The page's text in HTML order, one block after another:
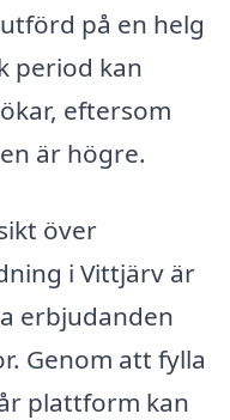
på en helg
period kan
eftersom
är högre.
över
i Vittjärv är
erbjudanden
Genom att fylla
plattform kan